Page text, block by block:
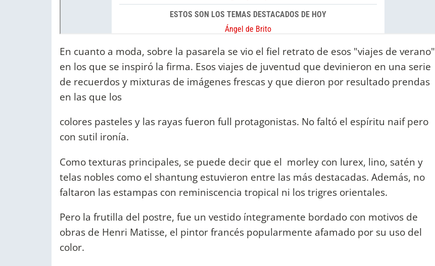
En cuanto a moda, sobre la pasarela se vio el fiel retrato de esos "viajes de verano"
en los que se inspiró la firma. Esos viajes de juventud que devinieron en una serie
de recuerdos y mixturas de imágenes frescas y que dieron por resultado prendas
en las que los
colores pasteles y las rayas fueron full protagonistas. No faltó el espíritu naif pero
con sutil ironía.
Como texturas principales, se puede decir que el morley con lurex, lino, satén y
telas nobles como el shantung estuvieron entre las más destacadas. Además, no
faltaron las estampas con reminiscencia tropical ni los trigres orientales.
Pero la frutilla del postre, fue un vestido íntegramente bordado con motivos de
obras de Henri Matisse, el pintor francés popularmente afamado por su uso del
color.